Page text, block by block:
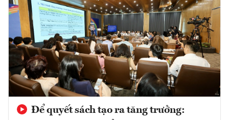
Để quyết sách tạo ra tăng trưởng: